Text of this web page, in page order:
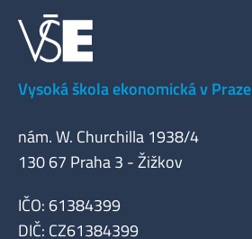
Vysoká škola ekonomická v Praze
nám. W. Churchilla 1938/4
130 67 Praha 3 - Žižkov
IČO: 61384399
DIČ: CZ61384399